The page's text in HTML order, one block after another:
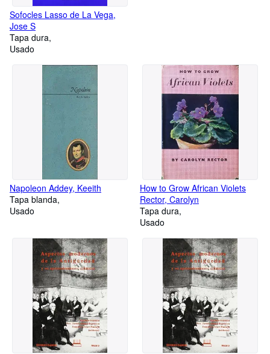
Sofocles Lasso de La Vega,
Jose S
Tapa dura
Usado
Napoleon Addey, Keeith
Tapa blanda
Usado
How to Grow African Violets
Rector, Carolyn
Tapa dura
Usado